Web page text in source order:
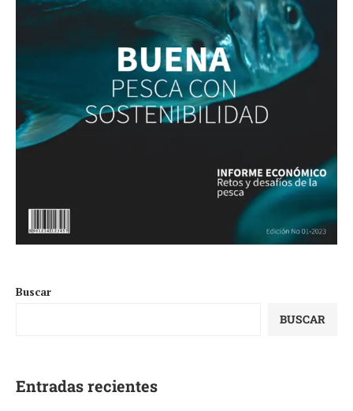
Buscar
BUSCAR
Entradas recientes